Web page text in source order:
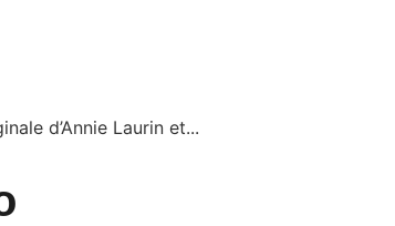
d’Annie Laurin et...